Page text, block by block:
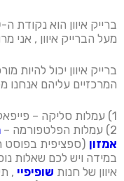
ברייק איוון הוא נקודת ה-0 .
מעל הברייק איוון , אני
המרכזיים עליהם אנחנו
1) עמלות סליקה – פייפאל/ישראכארט/וכו
2) עמלות הפלטפורמה –
אמזון (ספציפית בפוסט
במידה ויש לכם שאלות
איוון של חנות שופיפיי ,